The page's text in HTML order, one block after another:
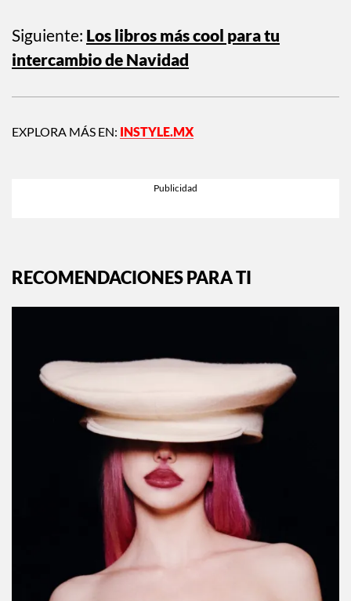
Siguiente: Los libros más cool para tu
intercambio de Navidad
EXPLORA MÁS EN: INSTYLE.MX
RECOMENDACIONES PARA TI